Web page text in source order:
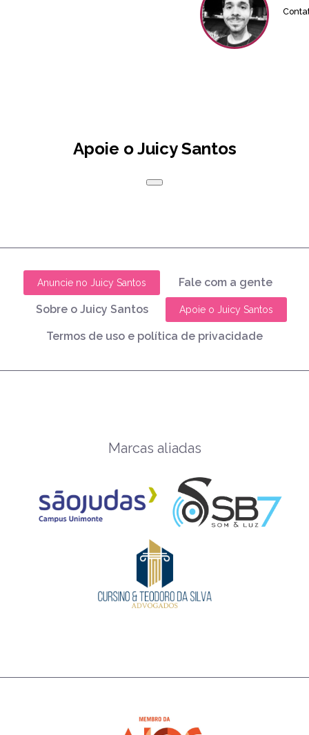
Apoie o Juicy Santos
Anuncie no Juicy Santos Fale com a gente
Sobre o Juicy Santos Apoie o Juicy Santos
Termos de uso e política de privacidade
Marcas aliadas